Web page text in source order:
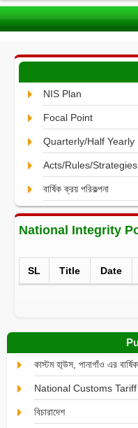
NIS Plan
Focal Point
Quarterly/Half
Acts/Rules/Strategies
বার্ষিক ক্রয় পরিকল্পনা
National Integrity
SL Title Date
কাস্টম হা্উস, পানাগাঁও এর
National Customs
বিচারাদেশ